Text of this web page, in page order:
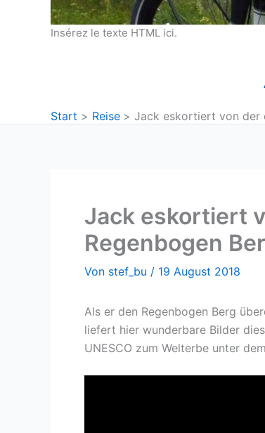
Insérez le texte HTML ici.
Start Reise Jack eskortiert von der
Jack eskortiert
Regenbogen
Von stef_bu / 19 August 2018
Als er den Regenbogen Berg
liefert hier wunderbare Bilder
UNESCO zum Welterbe unter